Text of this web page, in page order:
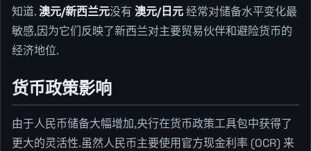
知道.澳元/新西兰元没有 澳元/日元经常对储备水平变化最
敏感,因为它们反映了新西兰对主要贸易伙伴和避险货币的
经济地位.
货币政策影响
由于人民币储备大幅增加,央行在货币政策工具包中获得了
更大的灵活性.虽然人民币主要使用官方现金利率 (OCR) 来